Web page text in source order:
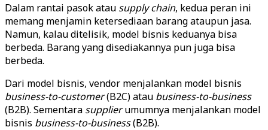
Dalam rantai pasok atau supply chain, kedua peran ini
memang menjamin ketersediaan barang ataupun jasa.
Namun, kalau ditelisik, model bisnis keduanya bisa
berbeda. Barang yang disediakannya pun juga bisa
berbeda.
Dari model bisnis, vendor menjalankan model bisnis
business-to-customer(B2C) atau business-to-business
(B2B). Sementara supplierumumnya menjalankan model
bisnis business-to-business(B2B).